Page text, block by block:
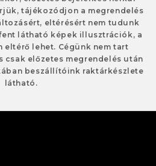
tájékozódjon a megrendelés
eltérésért nem tudunk
látható képek illusztrációk, a
eltérő lehet. Cégünk nem tart
csak előzetes megrendelés után
beszállítóink raktárkészlete
látható.